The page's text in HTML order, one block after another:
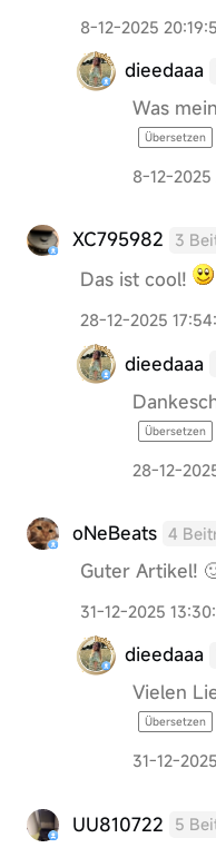
8-12-2025
dieedaaa
Was
Übersetzen
8-12-2025
XC795982 3
Das ist cool!
28-12-2025
dieedaaa
Übersetzen
28-12-
oNeBeats 4
Guter Artikel!
31-12-2025
dieedaaa
Vielen
Übersetzen
31-12-
UU810722 5